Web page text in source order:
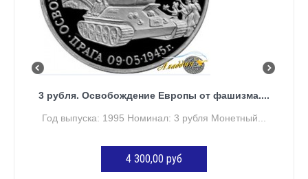
3 рубля. Освобождение Европы от фашизма....
Год выпуска: 1995 Номинал: 3 рубля Монетный...
4 300,00 руб